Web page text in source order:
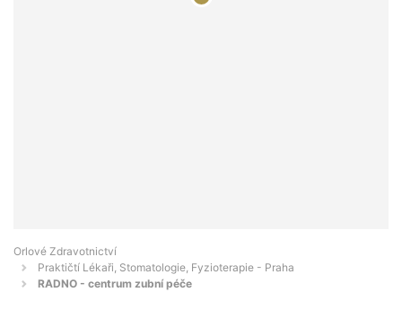
Orlové Zdravotnictví
Praktičtí Lékaři, Stomatologie, Fyzioterapie - Praha
RADNO - centrum zubní péče